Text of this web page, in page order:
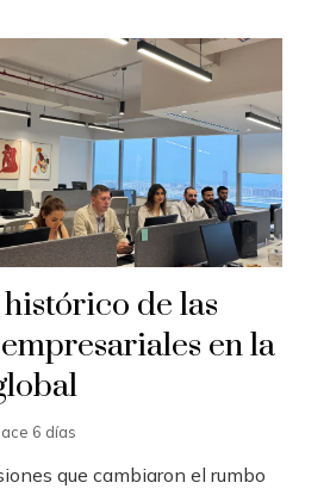
de las
en la
6 días
que cambiaron el rumbo